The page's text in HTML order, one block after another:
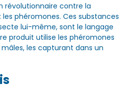
révolutionnaire contre la
phéromones. Ces substances
lui-même, sont le langage
produit utilise les phéromones
les capturant dans un